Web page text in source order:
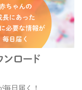
日届く！